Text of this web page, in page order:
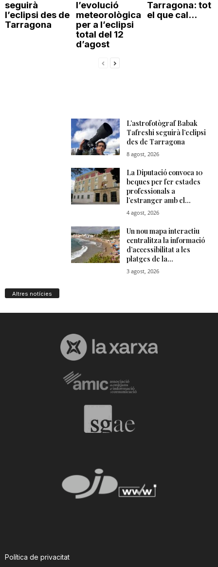
seguirà
l’eclipsi des de
Tarragona
l’evolució
meteorològica
per a l’eclipsi
total del 12
d’agost
Tarragona: tot
el que cal...
Altres notícies
Política de privacitat